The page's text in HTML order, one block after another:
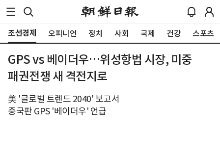
조선경제 오피니언 정치 사회 국제 건강 스포츠
GPS vs 베이더우…위성항법 시장, 미중
패권전쟁 새 격전지로
美 '글로벌 트렌드 2040' 보고서
중국판 GPS '베이더우' 언급